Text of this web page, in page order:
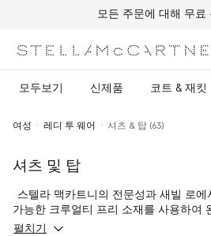
모든 주문에 대해 무료
모두보기 신제품 코트 & 재킷
여성 레디 투 웨어 셔츠 & 탑 (63)
셔츠 및 탑
가능한 크루얼티 프리 소재를 사용하여
스텔라가 추구하는 친환경 럭셔리 가치를 훼손하지
펼치기